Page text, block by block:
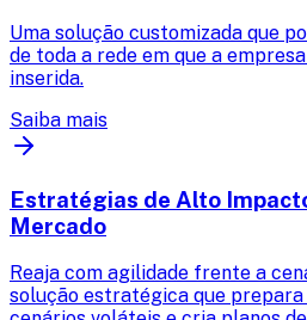
Uma solução customizada que
de toda a rede em que a
inserida.
Saiba mais
Estratégias de Alto
Mercado
Reaja com agilidade frente a
solução estratégica que